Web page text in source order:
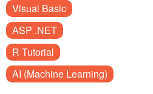
Visual Basic
ASP .NET
R Tutorial
AI (Machine Learning)